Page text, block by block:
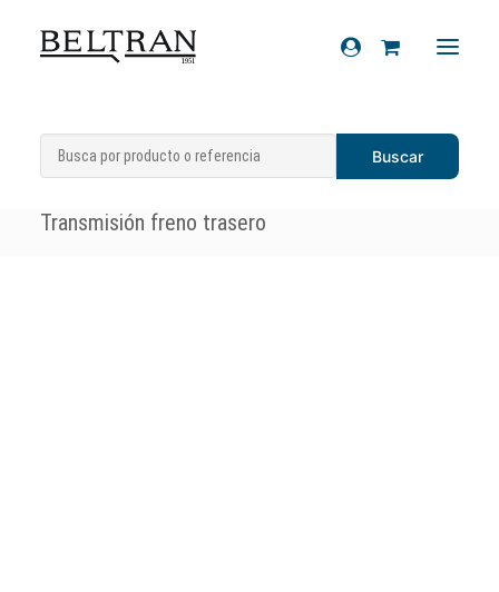
Recambios
Cascos
Inicio Recambios » Sistema de
transmisiones»Transmisiones freno»
Transmisión freno trasero